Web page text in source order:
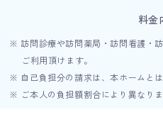
料金
※ 訪問診療や訪問薬局・訪問看護・
ご利用頂けます。
※ 自己負担分の請求は、本ホームと
※ ご本人の負担額割合により異なりま